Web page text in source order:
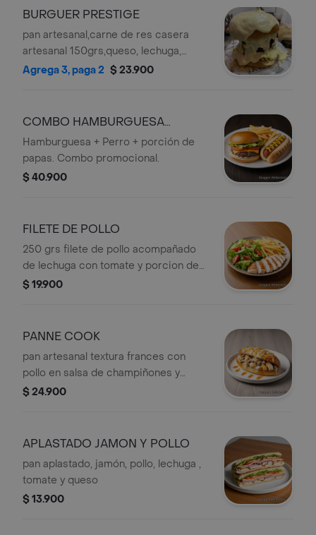
BURGUER PRESTIGE
pan artesanal,carne de res casera
artesanal 150grs,queso, lechuga,
tomate, cebolla , tocineta, salsa de la
Agrega 3, paga 2 $ 23.900
COMBO HAMBURGUESA
PRESTIGE+ URBAN DOG
Hamburguesa + Perro + porción de
papas. Combo promocional.
$ 40.900
FILETE DE POLLO
250 grs filete de pollo acompañado
de lechuga con tomate y porcion de
papas a la francesa
$ 19.900
PANNE COOK
pan artesanal textura frances con
pollo en salsa de champiñones y
queso derretido con salsa de la casa.
$ 24.900
APLASTADO JAMON Y POLLO
pan aplastado, jamón, pollo, lechuga ,
tomate y queso
$ 13.900